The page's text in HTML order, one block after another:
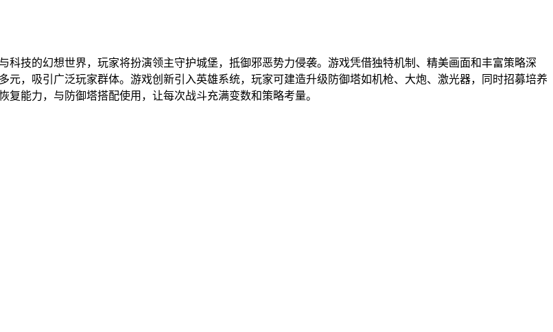
技的幻想世界，玩家将扮演领主守护城堡，抵御邪恶势力侵袭。游戏凭借独特机制、精美画面和丰富策略深
，吸引广泛玩家群体。游戏创新引入英雄系统，玩家可建造升级防御塔如机枪、大炮、激光器，同时招募培养
能力，与防御塔搭配使用，让每次战斗充满变数和策略考量。